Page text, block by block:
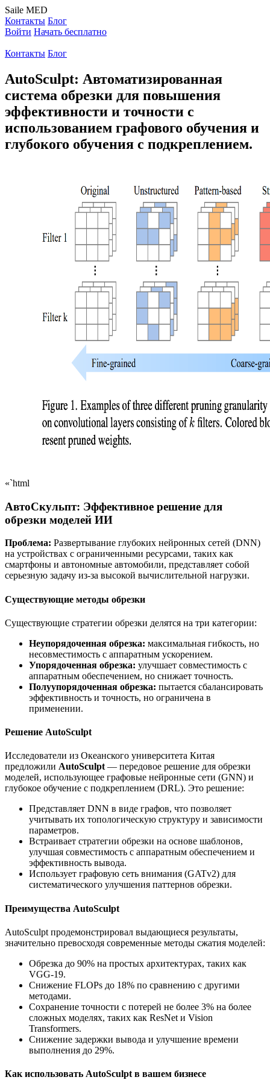
Saile MED
Контакты Блог
Войти Начать бесплатно
Контакты Блог
AutoSculpt: Автоматизированная
система обрезки для повышения
эффективности и точности с
использованием графового обучения и
глубокого обучения с подкреплением.
«`html
АвтоСкульпт: Эффективное решение для
обрезки моделей ИИ
Проблема: Развертывание глубоких нейронных сетей (DNN)
на устройствах с ограниченными ресурсами, таких как
смартфоны и автономные автомобили, представляет собой
серьезную задачу из-за высокой вычислительной нагрузки.
Существующие методы обрезки
Существующие стратегии обрезки делятся на три категории:
Неупорядоченная обрезка: максимальная гибкость, но
несовместимость с аппаратным ускорением.
Упорядоченная обрезка: улучшает совместимость с
аппаратным обеспечением, но снижает точность.
Полуупорядоченная обрезка: пытается сбалансировать
эффективность и точность, но ограничена в
применении.
Решение AutoSculpt
Исследователи из Океанского университета Китая
предложили AutoSculpt — передовое решение для обрезки
моделей, использующее графовые нейронные сети (GNN) и
глубокое обучение с подкреплением (DRL). Это решение:
Представляет DNN в виде графов, что позволяет
учитывать их топологическую структуру и зависимости
параметров.
Встраивает стратегии обрезки на основе шаблонов,
улучшая совместимость с аппаратным обеспечением и
эффективность вывода.
Использует графовую сеть внимания (GATv2) для
систематического улучшения паттернов обрезки.
Преимущества AutoSculpt
AutoSculpt продемонстрировал выдающиеся результаты,
значительно превосходя современные методы сжатия моделей:
Обрезка до 90% на простых архитектурах, таких как
VGG-19.
Снижение FLOPs до 18% по сравнению с другими
методами.
Сохранение точности с потерей не более 3% на более
сложных моделях, таких как ResNet и Vision
Transformers.
Снижение задержки вывода и улучшение времени
выполнения до 29%.
Как использовать AutoSculpt в вашем бизнесе